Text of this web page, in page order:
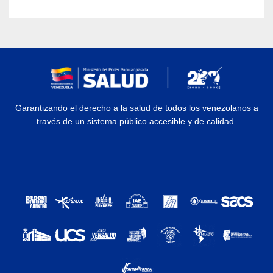
Garantizando el derecho a la salud de todos los venezolanos a
través de un sistema público accesible y de calidad.